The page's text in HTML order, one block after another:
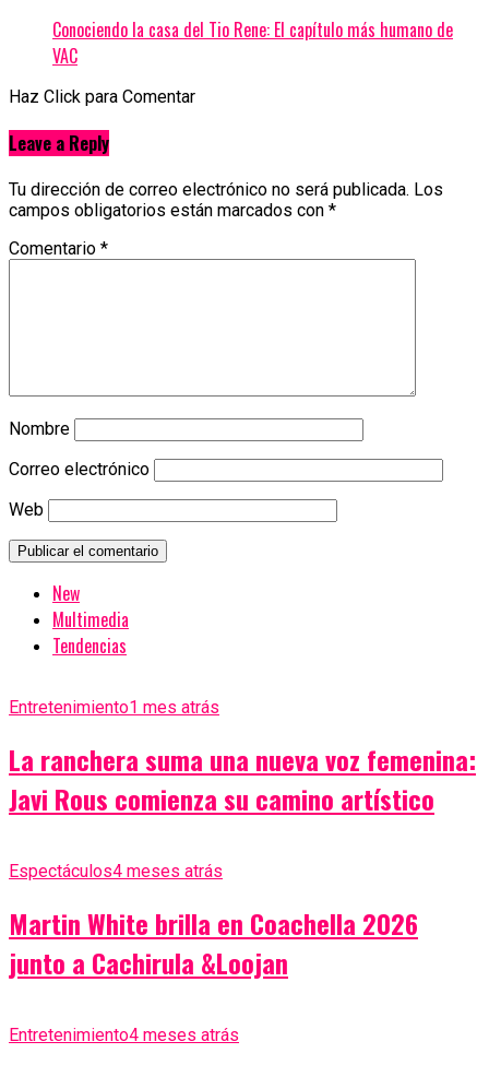
Conociendo la casa del Tio Rene: El capítulo más humano de
VAC
Haz Click para Comentar
Leave a Reply
Tu dirección de correo electrónico no será publicada. Los
campos obligatorios están marcados con *
Comentario *
Nombre
Correo electrónico
Web
New
Multimedia
Tendencias
Entretenimiento1 mes atrás
La ranchera suma una nueva voz femenina:
Javi Rous comienza su camino artístico
Espectáculos4 meses atrás
Martin White brilla en Coachella 2026
junto a Cachirula &Loojan
Entretenimiento4 meses atrás